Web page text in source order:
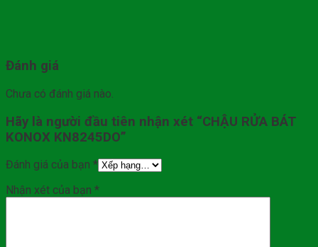
Đánh giá
Chưa có đánh giá nào.
Hãy là người đầu tiên nhận xét “CHẬU RỬA BÁT
KONOX KN8245DO”
Đánh giá của bạn *
Nhận xét của bạn *